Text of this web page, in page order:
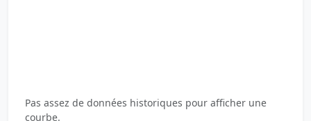
Pas assez de données historiques pour afficher une
courbe.